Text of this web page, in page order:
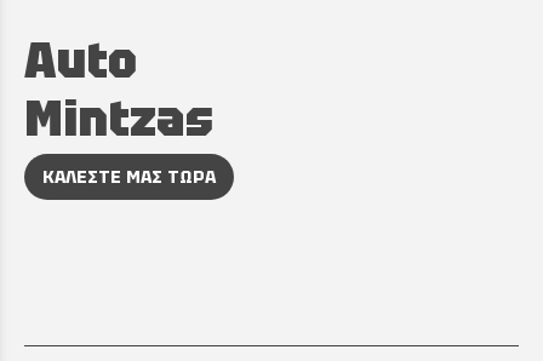
Auto
Mintzas
ΚΑΛΕΣΤΕ ΜΑΣ ΤΩΡΑ